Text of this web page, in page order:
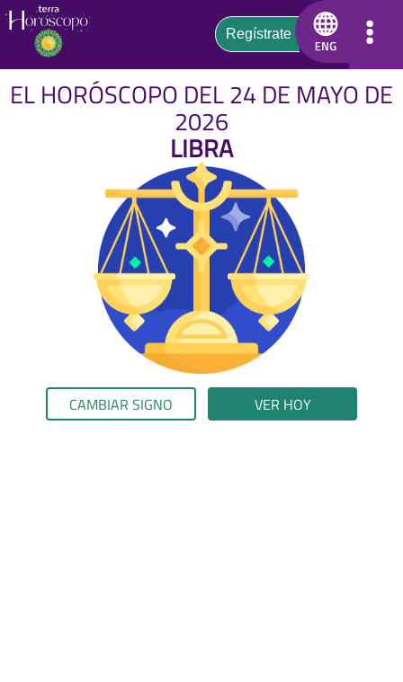
EL HORÓSCOPO DEL 24 DE MAYO DE
2026
LIBRA
CAMBIAR SIGNO VER HOY